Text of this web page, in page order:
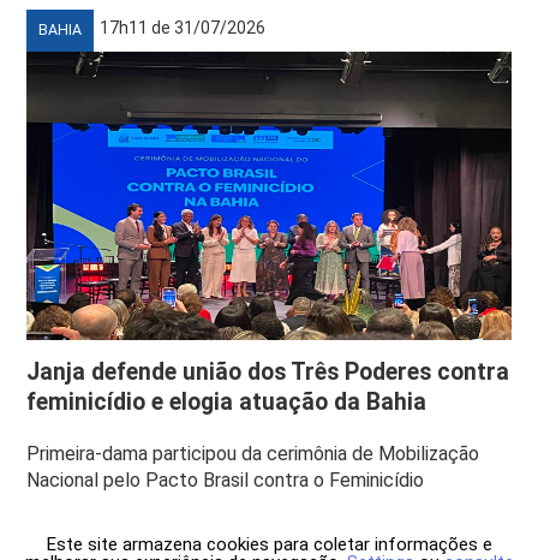
BAHIA 17h11 de 31/07/2026
Janja defende união dos Três Poderes contra
feminicídio e elogia atuação da Bahia
Primeira-dama participou da cerimônia de Mobilização
Nacional pelo Pacto Brasil contra o Feminicídio
Este site armazena cookies para coletar informações e